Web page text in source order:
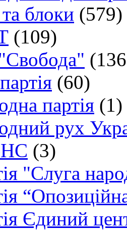
блоки (579)
(109)
(60)
партія (1)
рух
(3)
"Слуга
Єдиний